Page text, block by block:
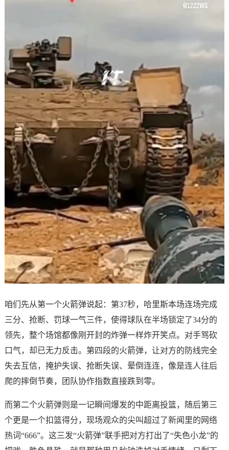
咱们先从第一个火箭弹说起：第37秒，哈里斯本场连场完成
三分、抢断、罚球一气三件，使得球队在半场锁定了34分的
领先，整个场馆都像刚开封的炸弹一样炸开笑点。对手骂砍
口气，却已无力反击。第四段的火箭弹，让对方的防线完全
失去互信，掩护失误、抢断失误、晕倒连连，像是连人往后
爬的摔倒节奏，团队协作指数直接跌到零。
而第二个火箭弹则是一记瞬间爆发的中距离投篮，随后第三
个更是一个扣篮得分，现场观众的尖叫超过了新闻里的网络
热词“666”。这三发“火箭弹”联手把对方打出了“失色小龙”的